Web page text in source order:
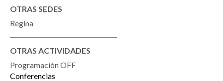
OTRAS SEDES
Regina
OTRAS ACTIVIDADES
Programación OFF
Conferencias